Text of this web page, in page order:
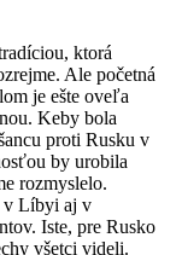
ktorá
Ale početná
je ešte oveľa
Keby bola
proti Rusku v
by urobila
rozmyslelo.
v Líbyi aj v
Iste, pre Rusko
všetci videli.